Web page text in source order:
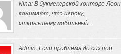
Nina: В букмекерской конторе Леон
понимают, что игроку,
открывшему мобильный...
Admin: Если проблема до сих пор